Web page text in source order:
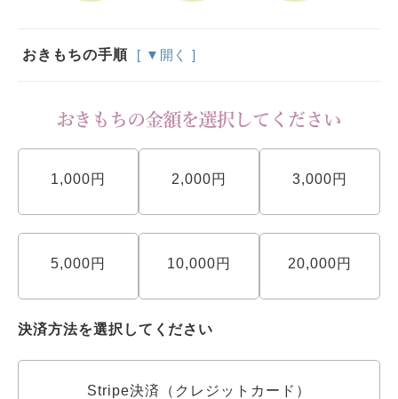
おきもちの手順 [ ▼開く ]
1,000円 2,000円 3,000円
5,000円 10,000円 20,000円
決済方法を選択してください
Stripe決済（クレジットカード）